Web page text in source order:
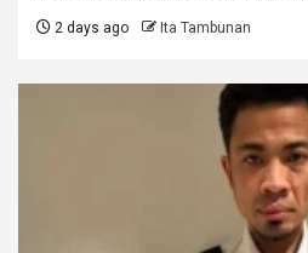
2 days ago Ita Tambunan